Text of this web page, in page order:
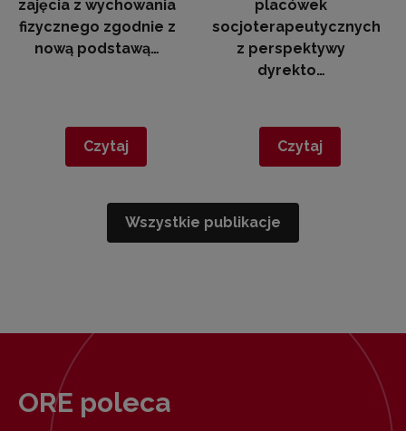
zajęcia z wychowania
fizycznego zgodnie z
nową podstawą…
Czytaj
placówek
socjoterapeutycznych
z perspektywy
dyrekto…
Czytaj
Wszystkie publikacje
ORE poleca